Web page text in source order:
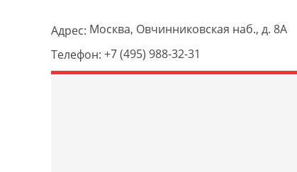
Адрес: Москва, Овчинниковская наб., д. 8А
Телефон: +7 (495) 988-32-31